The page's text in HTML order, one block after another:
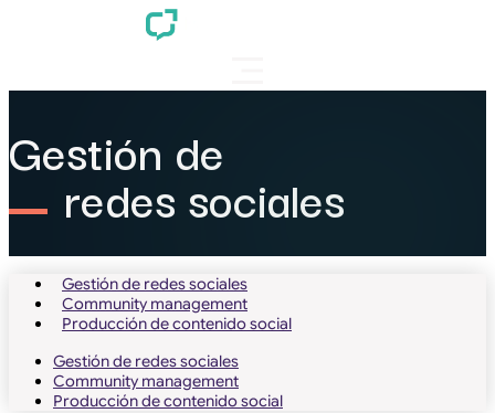
Gestión de
redes sociales
Gestión de redes sociales
Community management
Producción de contenido social
Gestión de redes sociales
Community management
Producción de contenido social